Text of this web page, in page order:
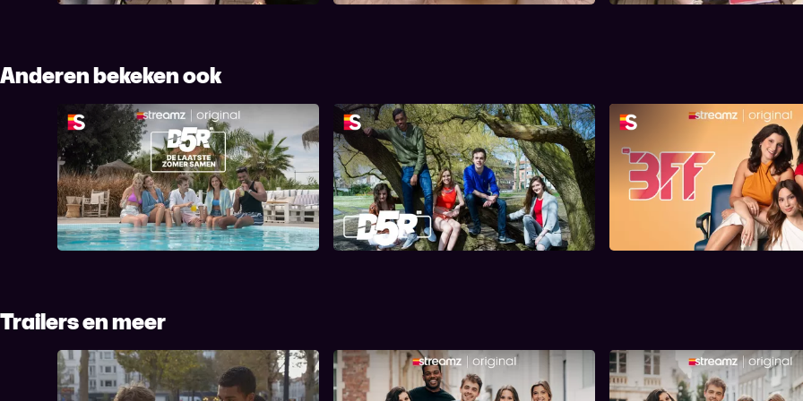
Anderen bekeken ook
D5R - De Laatste Zomer
Samen
D5R Mini Serie 3FF
Trailers en meer